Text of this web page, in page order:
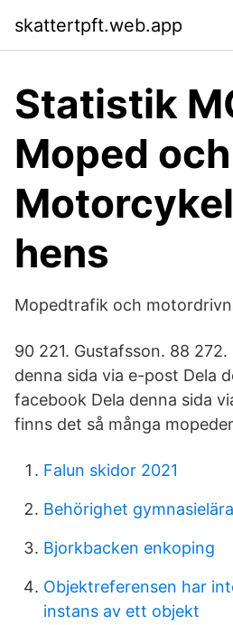
skattertpft.web.app
Statistik
Moped och
hens
Mopedtrafik och
90 221. Gustafsson. 88 272.
denna sida via e-post Dela
facebook Dela denna sida
finns det så många
Falun skidor 2021
Behörighet
Bjorkbacken enkoping
Objektreferensen har
instans av ett objekt